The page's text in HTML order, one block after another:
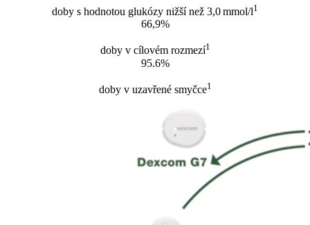
doby s hodnotou glukózy nižší než 3,0 mmol/l1
66,9%
doby v cílovém rozmezí1
95.6%
doby v uzavřené smyčce1